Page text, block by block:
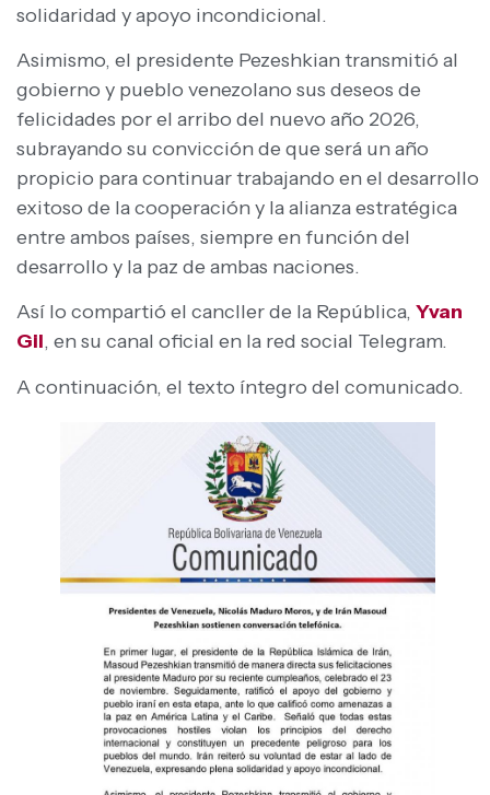
solidaridad y apoyo incondicional.
Asimismo, el presidente Pezeshkian transmitió al
gobierno y pueblo venezolano sus deseos de
felicidades por el arribo del nuevo año 2026,
subrayando su convicción de que será un año
propicio para continuar trabajando en el desarrollo
exitoso de la cooperación y la alianza estratégica
entre ambos países, siempre en función del
desarrollo y la paz de ambas naciones.
Así lo compartió el cancller de la República, Yvan
Gil, en su canal oficial en la red social Telegram.
A continuación, el texto íntegro del comunicado.